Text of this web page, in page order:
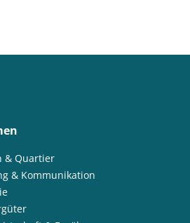
& Quartier
& Kommunikation